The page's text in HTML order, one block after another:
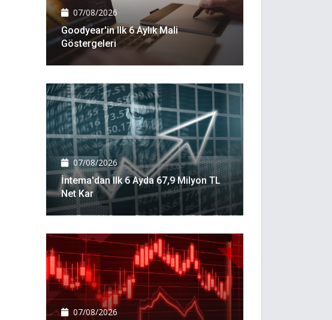
07/08/2026
Goodyear'in Ilk 6 Aylık Mali
Göstergeleri
07/08/2026
İntema'dan Ilk 6 Ayda 67,9 Milyon TL
Net Kar
07/08/2026